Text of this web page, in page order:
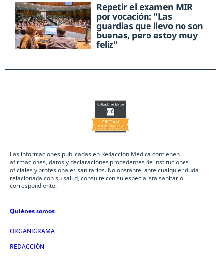
Repetir el examen MIR
por vocación: "Las
guardias que llevo no son
buenas, pero estoy muy
feliz"
Las informaciones publicadas en Redacción Médica contienen
afirmaciones, datos y declaraciones procedentes de instituciones
oficiales y profesionales sanitarios. No obstante, ante cualquier duda
relacionada con su salud, consulte con su especialista sanitario
correspondiente.
Quiénes somos
ORGANIGRAMA
REDACCIÓN